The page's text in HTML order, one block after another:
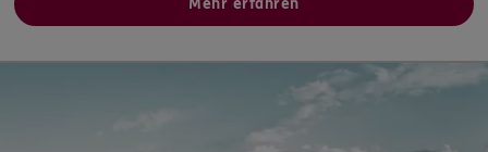
Mehr erfahren